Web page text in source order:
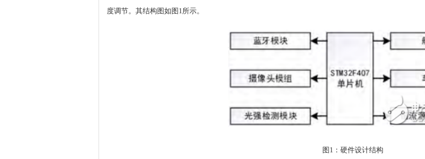
度调节。其结构图如图1所示。
图1：硬件设计结构